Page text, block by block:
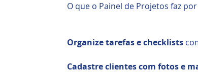
O que o Painel de Projetos faz
Organize tarefas e checklists
Cadastre clientes com fotos e